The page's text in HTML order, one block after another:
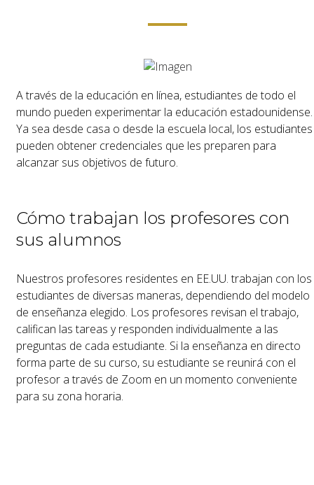
A través de la educación en línea, estudiantes de todo el
mundo pueden experimentar la educación estadounidense.
Ya sea desde casa o desde la escuela local, los estudiantes
pueden obtener credenciales que les preparen para
alcanzar sus objetivos de futuro.
Cómo trabajan los profesores con
sus alumnos
Nuestros profesores residentes en EE.UU. trabajan con los
estudiantes de diversas maneras, dependiendo del modelo
de enseñanza elegido. Los profesores revisan el trabajo,
califican las tareas y responden individualmente a las
preguntas de cada estudiante. Si la enseñanza en directo
forma parte de su curso, su estudiante se reunirá con el
profesor a través de Zoom en un momento conveniente
para su zona horaria.